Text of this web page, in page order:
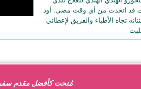
قد اتخذت من أي وقت مضى. أود
تجاه الأطباء والفريق لإعطائي
مُنحت كأفضل مقدم سفر